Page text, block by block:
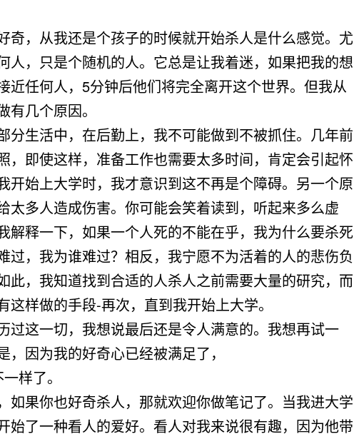
奇，从我还是个孩子的时候就开始杀人是什么感觉。尤
人，只是个随机的人。它总是让我着迷，如果把我的想
近任何人，5分钟后他们将完全离开这个世界。但我从
有几个原因。
分生活中，在后勤上，我不可能做到不被抓住。几年前
，即使这样，准备工作也需要太多时间，肯定会引起怀
开始上大学时，我才意识到这不再是个障碍。另一个原
太多人造成伤害。你可能会笑着读到，听起来多么虚
解释一下，如果一个人死的不能在乎，我为什么要杀死
过，我为谁难过？相反，我宁愿不为活着的人的悲伤负
此，我知道找到合适的人杀人之前需要大量的研究，而
这样做的手段-再次，直到我开始上大学。
过这一切，我想说最后还是令人满意的。我想再试一
，因为我的好奇心已经被满足了，
样了。
如果你也好奇杀人，那就欢迎你做笔记了。当我进大学
始了一种看人的爱好。看人对我来说很有趣，因为他带